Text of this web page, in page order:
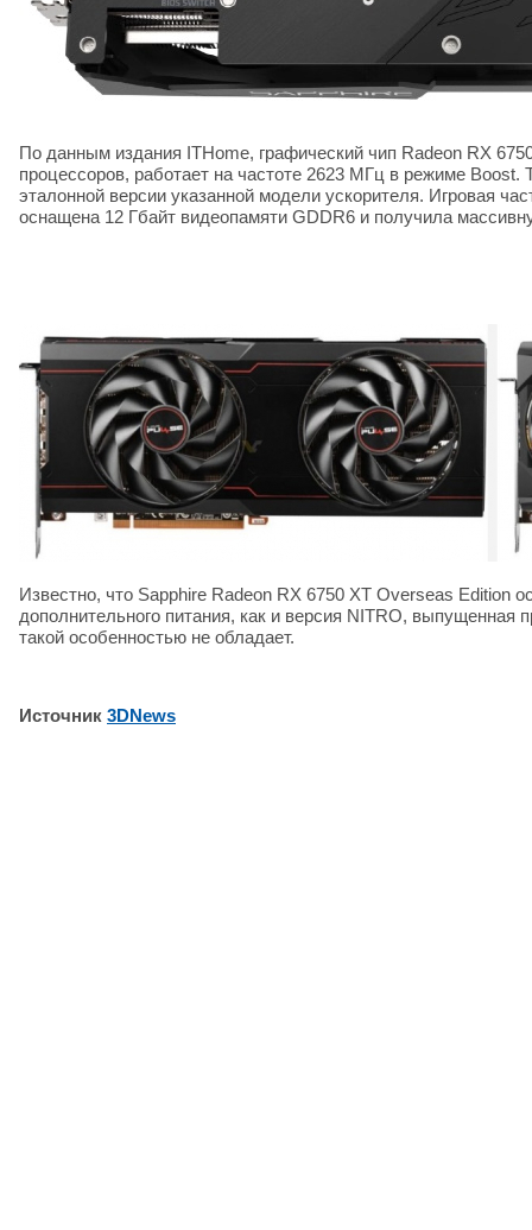
По данным издания ITHome, графический чип Radeon RX
процессоров, работает на частоте 2623 МГц в режиме Boost.
эталонной версии указанной модели ускорителя. Игровая
оснащена 12 Гбайт видеопамяти GDDR6 и получила
Известно, что Sapphire Radeon RX 6750 XT Overseas
дополнительного питания, как и версия NITRO,
такой особенностью не обладает.
Источник 3DNews